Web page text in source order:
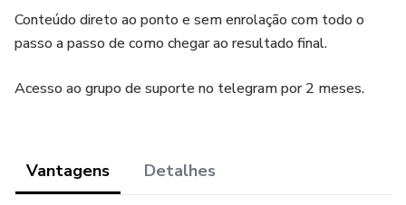
Conteúdo direto ao ponto e sem enrolação com todo o
passo a passo de como chegar ao resultado final.
Acesso ao grupo de suporte no telegram por 2 meses.
Vantagens Detalhes